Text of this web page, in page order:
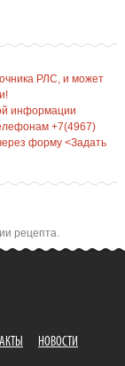
РЛС, и может
информации
+7(4967)
форму <Задать
рецепта.
НОВОСТИ